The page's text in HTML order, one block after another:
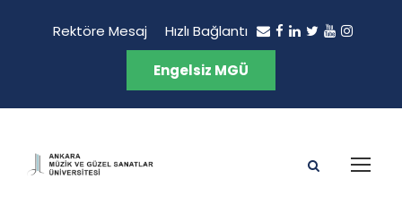
Rektöre Mesaj Hızlı Bağlantı
Engelsiz MGÜ